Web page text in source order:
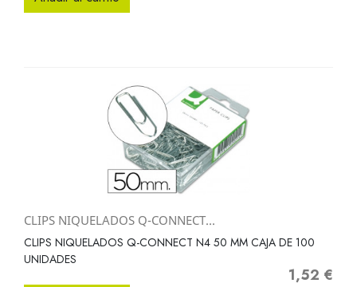
CLIPS NIQUELADOS Q-CONNECT...
CLIPS NIQUELADOS Q-CONNECT N4 50 MM CAJA DE 100
UNIDADES
Precio
1,52 €